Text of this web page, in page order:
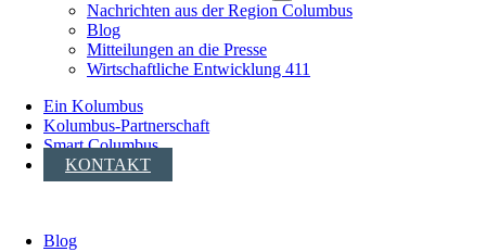
Nachrichten aus der Region Columbus
Blog
Mitteilungen an die Presse
Wirtschaftliche Entwicklung 411
Ein Kolumbus
Kolumbus-Partnerschaft
Smart Columbus
KONTAKT
Blog